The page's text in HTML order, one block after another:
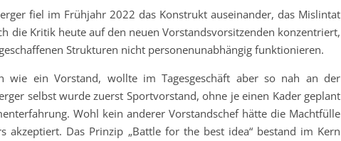
fiel im Frühjahr 2022 das Konstrukt auseinander, das Mislintat
die Kritik heute auf den neuen Vorstandsvorsitzenden konzentriert,
Strukturen nicht personenunabhängig funktionieren.
wie ein Vorstand, wollte im Tagesgeschäft aber so nah an der
selbst wurde zuerst Sportvorstand, ohne je einen Kader geplant
Wohl kein anderer Vorstandschef hätte die Machtfülle
akzeptiert. Das Prinzip „Battle for the best idea“ bestand im Kern